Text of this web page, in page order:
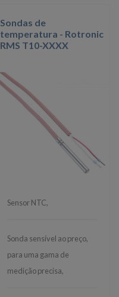
Sondas de
temperatura - Rotronic
RMS T10-XXXX
Sensor NTC,
Sonda sensível ao preço,
para uma gama de
medição precisa,